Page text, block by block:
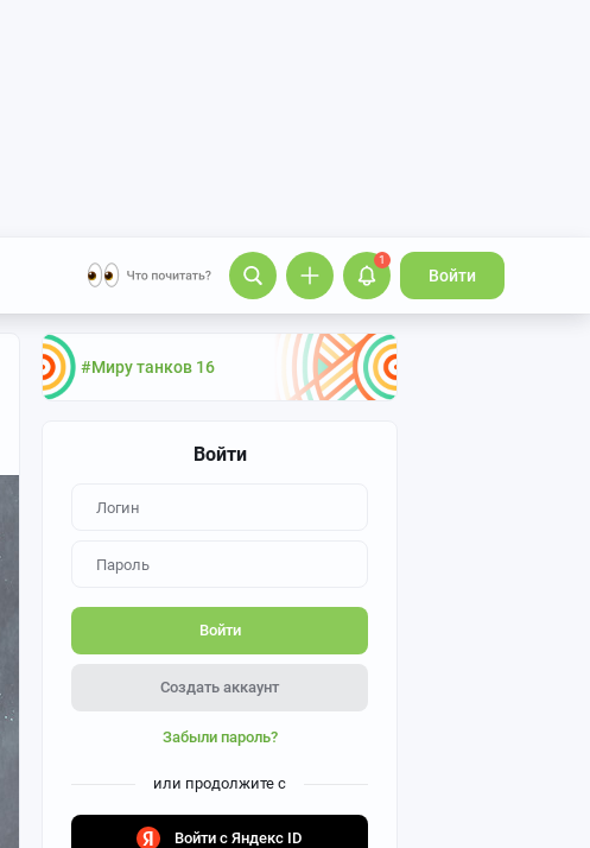
1
Войти
#Миру танков 16
Войти
Войти
Создать аккаунт
Забыли пароль?
или продолжите с
Войти с Яндекс ID